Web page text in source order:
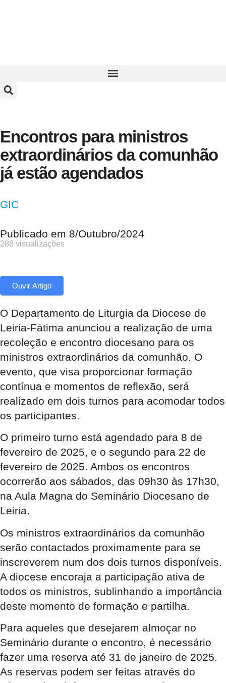
Encontros para ministros
extraordinários da comunhão
já estão agendados
GIC
Publicado em 8/Outubro/2024
288 visualizações
Ouvir Artigo
O Departamento de Liturgia da Diocese de
Leiria-Fátima anunciou a realização de uma
recoleção e encontro diocesano para os
ministros extraordinários da comunhão. O
evento, que visa proporcionar formação
contínua e momentos de reflexão, será
realizado em dois turnos para acomodar todos
os participantes.
O primeiro turno está agendado para 8 de
fevereiro de 2025, e o segundo para 22 de
fevereiro de 2025. Ambos os encontros
ocorrerão aos sábados, das 09h30 às 17h30,
na Aula Magna do Seminário Diocesano de
Leiria.
Os ministros extraordinários da comunhão
serão contactados proximamente para se
inscreverem num dos dois turnos disponíveis.
A diocese encoraja a participação ativa de
todos os ministros, sublinhando a importância
deste momento de formação e partilha.
Para aqueles que desejarem almoçar no
Seminário durante o encontro, é necessário
fazer uma reserva até 31 de janeiro de 2025.
As reservas podem ser feitas através do